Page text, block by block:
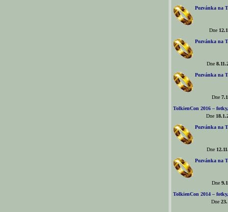
Pozvánka na
Dne
Pozvánka na
Dne
Pozvánka na
Dne
TolkienCon 2016 –
Dne
Pozvánka na
Dne
Pozvánka na
Dne
TolkienCon 2014 –
Dne